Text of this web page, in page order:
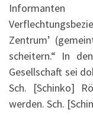
Zentrum’
scheitern.“ In
Gesellschaft sei
Sch. [Schinko]
werden. Sch.